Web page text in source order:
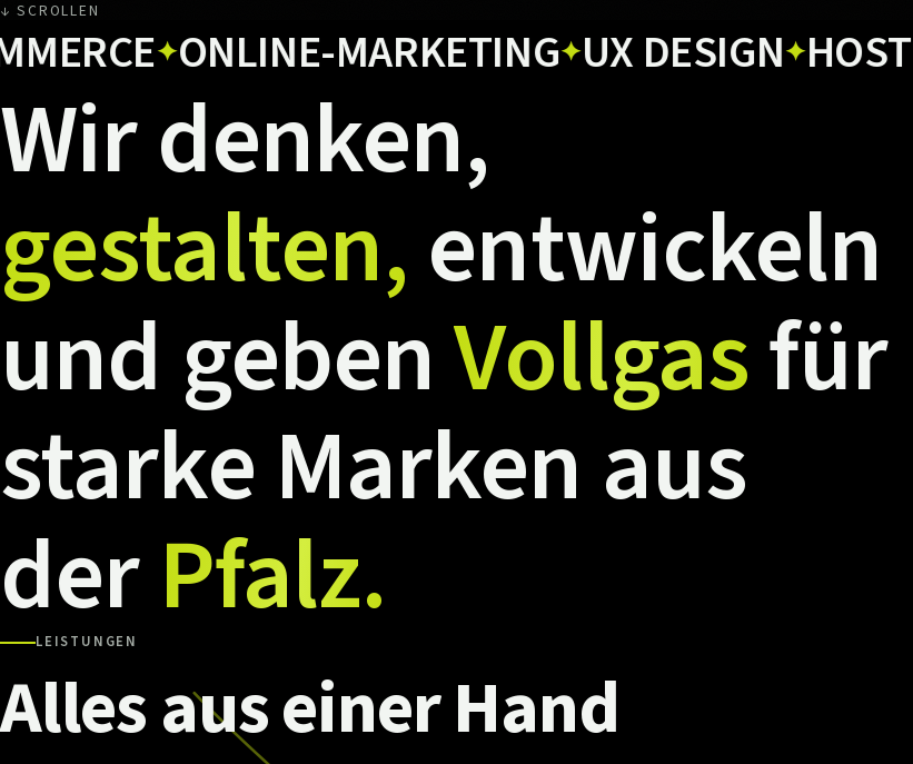
↓ SCROLLEN
✦ONLINE-MARKETING✦UX DESIGN✦HOSTING✦
Wirdenken,
gestalten,entwickeln
und gebenVollgasfür
starke Marken aus
derPfalz.
LEISTUNGEN
AllesauseinerHand